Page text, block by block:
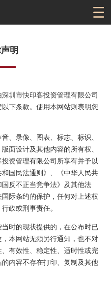
明
圳市快印客投资管理有限公司
下条款。使用本网站则表明您
、录像、图表、标志、标识、
面设计及其他内容的所有权、
资管理有限公司所享有并予以
国民法通则》、《中华人民共
反不正当竞争法》及其他法
际条约的保护，任何对上述权
政或刑事责任。
时的现状提供的，在公布时已
本网站无须另行通知，也不对
有效性、稳定性、适时性或完
内容不存在打印、复制及其他